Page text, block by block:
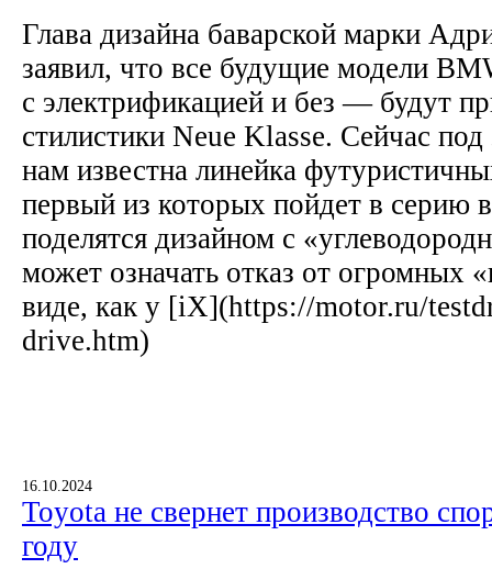
Глава дизайна баварской марки
заявил, что все будущие модели
с электрификацией и без — будут
стилистики Neue Klasse. Сейчас
нам известна линейка
первый из которых пойдет в серию
поделятся дизайном с
может означать отказ от огромных
виде, как у [iX](https://motor.ru/
drive.htm)
16.10.2024
Toyota не свернет производство
году